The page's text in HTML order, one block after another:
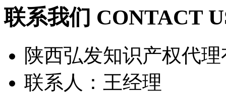
联系我们 CONTACT
陕西弘发知识产权代
联系人：王经理